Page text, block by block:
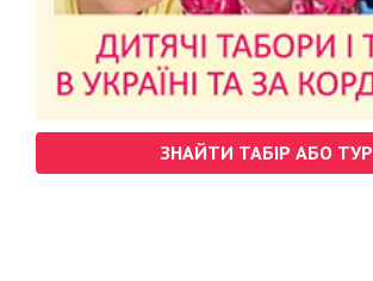
ЗНАЙТИ ТАБІР АБО ТУР